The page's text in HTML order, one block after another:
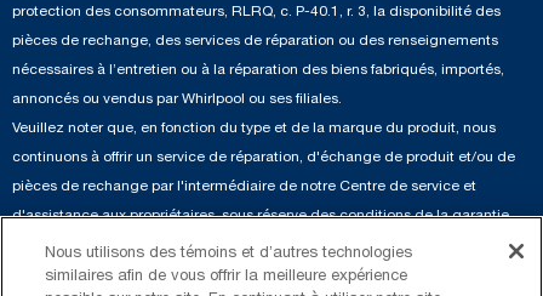
Accessibilité
Résidents du Québec
Whirlpool et Corporation
Whirlpool au Canada
protection des consommateurs, RLRQ, c. P-40.1, r. 3, la disponibilité des
pièces de rechange, des services de réparation ou des renseignements
nécessaires à l’entretien ou à la réparation des biens fabriqués, importés,
annoncés ou vendus par Whirlpool ou ses filiales.
Veuillez noter que, en fonction du type et de la marque du produit, nous
continuons à offrir un service de réparation, d'échange de produit et/ou de
pièces de rechange par l'intermédiaire de notre Centre de service et
d'assistance aux propriétaires, sous réserve des conditions de la garantie
limitée du fabricant. Pour plus d'informations, veuillez consulter les sites Web
de nos différentes marques sous la rubrique « Service et assistance » ou
Nous utilisons des témoins et d’autres technologies
similaires afin de vous offrir la meilleure expérience